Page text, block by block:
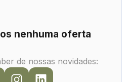
nenhuma oferta
de nossas novidades: